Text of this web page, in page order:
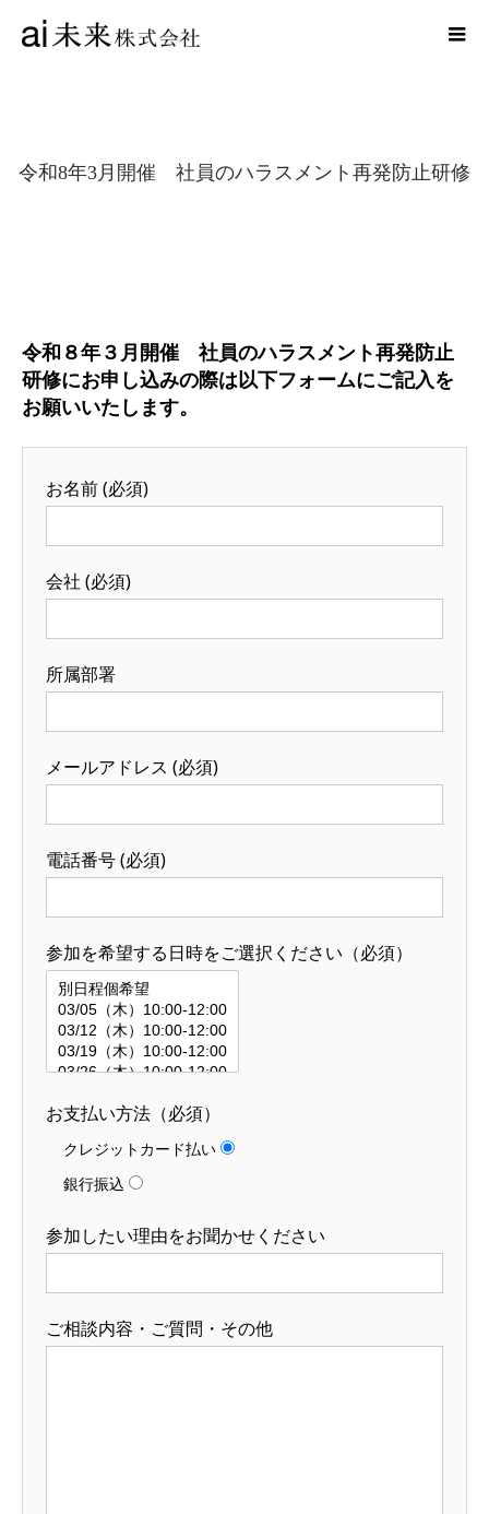
令和8年3月開催 社員のハラスメント再発防止研修
令和８年３月開催 社員のハラスメント再発防止
研修にお申し込みの際は以下フォームにご記入を
お願いいたします。
お名前 (必須)
会社 (必須)
所属部署
メールアドレス (必須)
電話番号 (必須)
参加を希望する日時をご選択ください（必須）
お支払い方法（必須）
クレジットカード払い
銀行振込
参加したい理由をお聞かせください
ご相談内容・ご質問・その他